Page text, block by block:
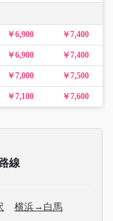
￥6,900 ￥7,400
￥6,900 ￥7,400
￥7,000 ￥7,500
￥7,100 ￥7,600
線
横浜→白馬